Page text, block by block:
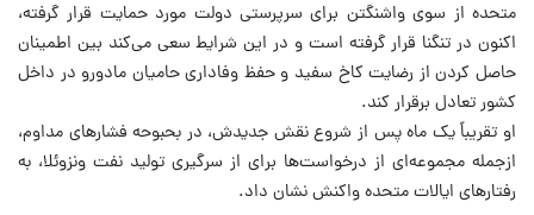
متحده از سوی واشنگتن برای سرپرستی دولت مورد حمایت قرار گرفته،
اکنون در تنگنا قرار گرفته است و در این شرایط سعی می‌کند بین اطمینان
حاصل کردن از رضایت کاخ سفید و حفظ وفاداری حامیان مادورو در داخل
کشور تعادل برقرار کند.
او تقریباً یک ماه پس از شروع نقش جدیدش، در بحبوحه فشارهای مداوم،
ازجمله مجموعه‌ای از درخواست‌ها برای از سرگیری تولید نفت ونزوئلا، به
رفتارهای ایالات متحده واکنش نشان داد.